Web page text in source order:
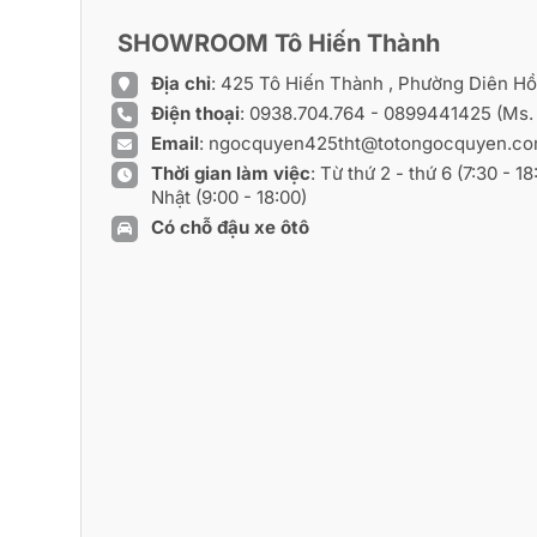
SHOWROOM Tô Hiến Thành
Địa chỉ: 425 Tô Hiến Thành , Phường Diên
Điện thoại: 0938.704.764 - 0899441425
Email:
Thời gian làm việc: Từ thứ 2 - thứ 6 (7:30 -
Nhật (9:00 - 18:00)
Có chỗ đậu xe ôtô